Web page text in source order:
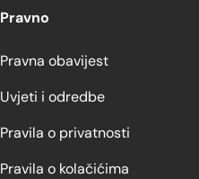
Pravno
Pravna obavijest
Uvjeti i odredbe
Pravila o privatnosti
Pravila o kolačićima